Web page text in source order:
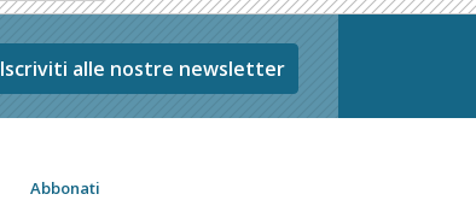
Iscriviti alle nostre newsletter
Abbonati